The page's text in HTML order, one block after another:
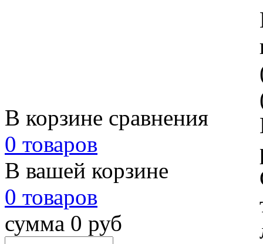
В корзине сравнения
0 товаров
В вашей корзине
0 товаров
сумма 0 руб